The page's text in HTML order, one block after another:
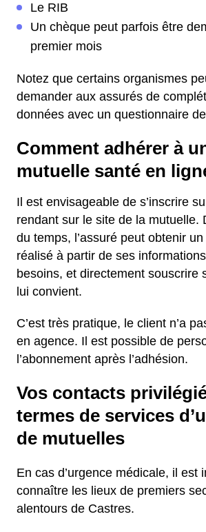
Le RIB
Un chèque peut parfois être
premier mois
Notez que certains organismes
demander aux assurés de
données avec un questionnaire
Comment adhérer à
mutuelle santé en
Il est envisageable de s’inscrire
rendant sur le site de la mutuelle.
du temps, l’assuré peut obtenir
réalisé à partir de ses
besoins, et directement souscrire
lui convient.
C’est très pratique, le client n’a
en agence. Il est possible de
l’abonnement après l’adhésion.
Vos contacts
termes de services
de mutuelles
En cas d’urgence médicale, il est
connaître les lieux de premiers
alentours de Castres.